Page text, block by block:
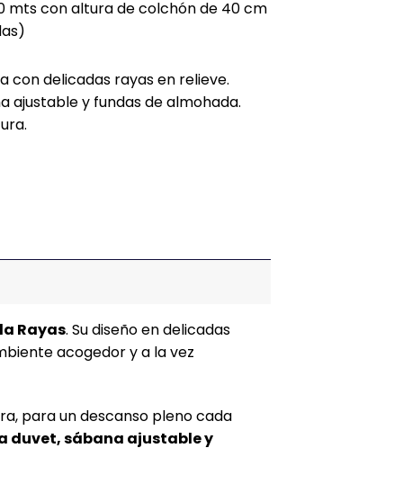
mts con altura de colchón de 40 cm
con delicadas rayas en relieve.
ajustable y fundas de almohada.
Rayas. Su diseño en delicadas
acogedor y a la vez
para un descanso pleno cada
duvet, sábana ajustable y